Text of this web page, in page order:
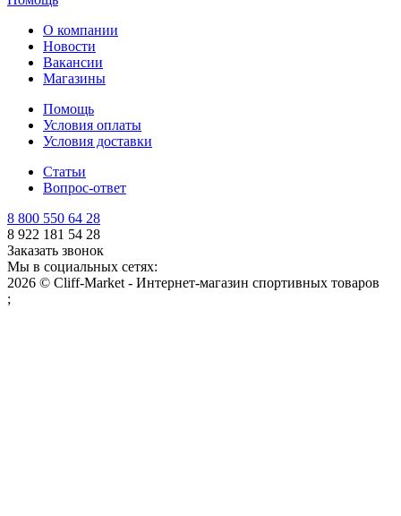
О компании
Новости
Вакансии
Магазины
Помощь
Условия оплаты
Условия доставки
Статьи
Вопрос-ответ
8 800 550 64 28
8 922 181 54 28
Заказать звонок
Мы в социальных сетях:
2026 © Cliff-Market - Интернет-магазин спортивных товаров
;